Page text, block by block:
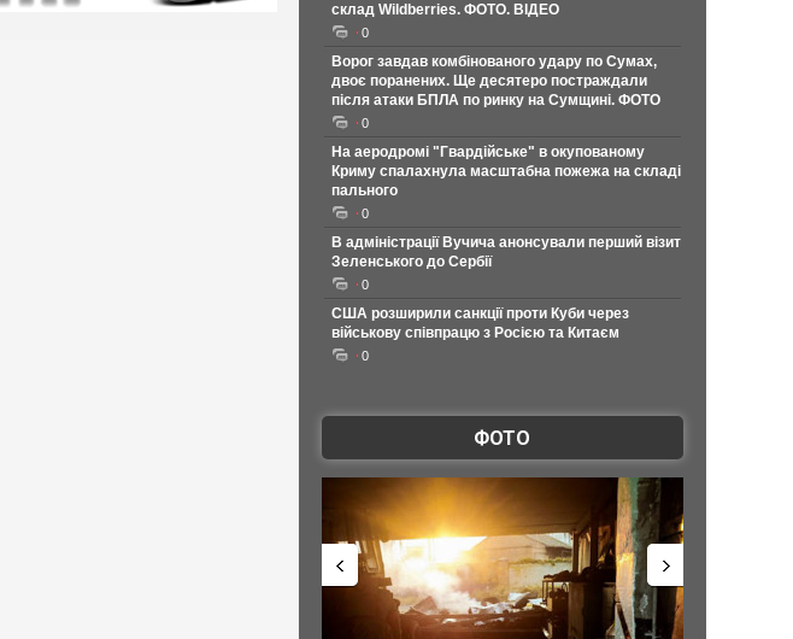
склад Wildberries. ФОТО. ВІДЕО
0
Ворог завдав комбінованого удару по Сумах,
двоє поранених. Ще десятеро постраждали
після атаки БПЛА по ринку на Сумщині. ФОТО
0
На аеродромі "Гвардійське" в окупованому
Криму спалахнула масштабна пожежа на складі
пального
0
В адміністрації Вучича анонсували перший візит
Зеленського до Сербії
0
США розширили санкції проти Куби через
військову співпрацю з Росією та Китаєм
0
ФОТО